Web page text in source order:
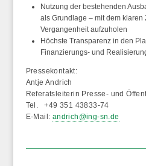
Nutzung der bestehenden
als Grundlage – mit dem klaren
Vergangenheit aufzuholen
Höchste Transparenz in den
Finanzierungs- und
Pressekontakt:
Antje Andrich
Referatsleiterin Presse- und
Tel. +49 351 43833-74
E-Mail: andrich@ing-sn.de